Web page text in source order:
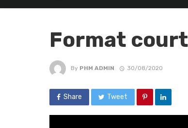
Format court
By PHM ADMIN 30/08/2020
Share Tweet